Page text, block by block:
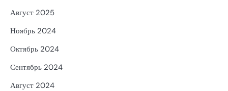
Август 2025
Ноябрь 2024
Октябрь 2024
Сентябрь 2024
Август 2024